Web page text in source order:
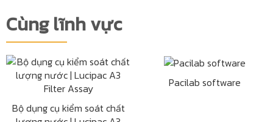
Cùng lĩnh vực
Bộ dụng cụ kiểm soát chất
Pacilab software